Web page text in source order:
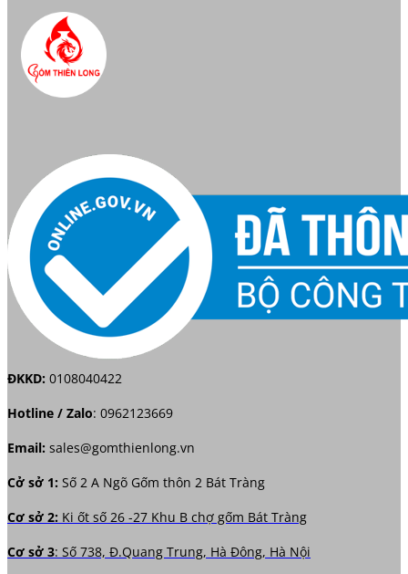
ĐKKD: 0108040422
Hotline / Zalo: 0962123669
Email: sales@gomthienlong.vn
Cở sở 1: Số 2 A Ngõ Gốm thôn 2 Bát Tràng
Cơ sở 2: Ki ốt số 26 -27 Khu B chợ gốm Bát Tràng
Cơ sở 3: Số 738, Đ.Quang Trung, Hà Đông, Hà Nội